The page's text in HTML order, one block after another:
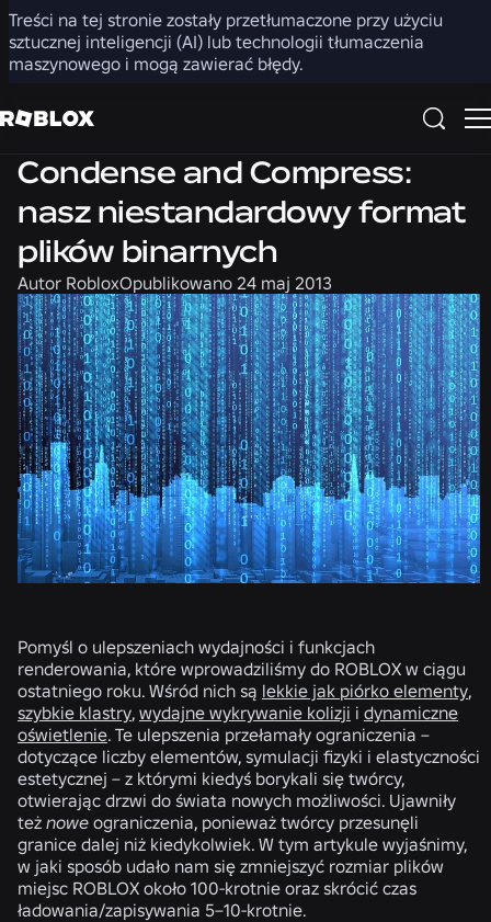
Treści na tej stronie zostały przetłumaczone przy użyciu
sztucznej inteligencji (AI) lub technologii tłumaczenia
maszynowego i mogą zawierać błędy.
Udostępnij
Condense and Compress:
nasz niestandardowy format
plików binarnych
Autor RobloxOpublikowano 24 maj 2013
Pomyśl o ulepszeniach wydajności i funkcjach
renderowania, które wprowadziliśmy do ROBLOX w ciągu
ostatniego roku. Wśród nich są lekkie jak piórko elementy,
szybkie klastry, wydajne wykrywanie kolizji i dynamiczne
oświetlenie. Te ulepszenia przełamały ograniczenia –
dotyczące liczby elementów, symulacji fizyki i elastyczności
estetycznej – z którymi kiedyś borykali się twórcy,
otwierając drzwi do świata nowych możliwości. Ujawniły
też nowe ograniczenia, ponieważ twórcy przesunęli
granice dalej niż kiedykolwiek. W tym artykule wyjaśnimy,
w jaki sposób udało nam się zmniejszyć rozmiar plików
miejsc ROBLOX około 100-krotnie oraz skrócić czas
ładowania/zapisywania 5–10-krotnie.